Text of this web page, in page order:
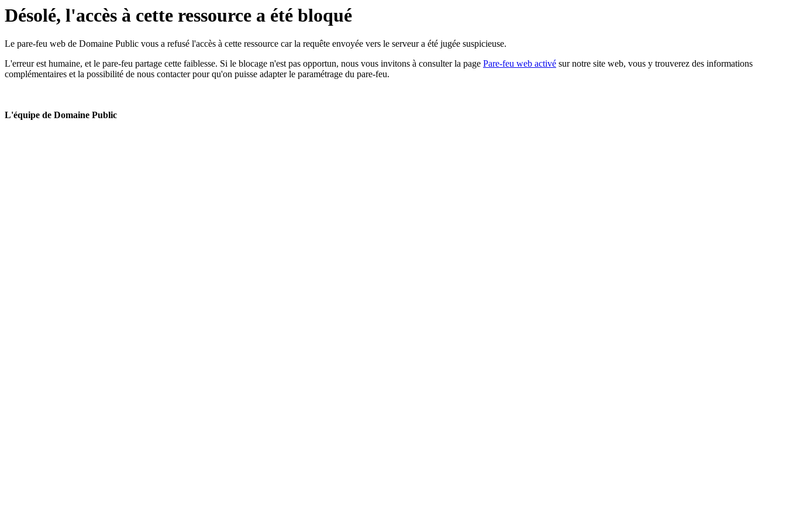
Désolé, l'accès à cette ressource a été bloqué
Le pare-feu web de Domaine Public vous a refusé l'accès à cette ressource car la requête envoyée vers le serveur a été jugée suspicieuse.
L'erreur est humaine, et le pare-feu partage cette faiblesse. Si le blocage n'est pas opportun, nous vous invitons à consulter la page Pare-feu web activé sur notre site web, vous y trouverez des informations
complémentaires et la possibilité de nous contacter pour qu'on puisse adapter le paramétrage du pare-feu.
L'équipe de Domaine Public